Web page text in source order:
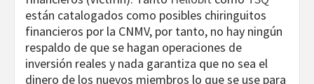
están catalogados como posibles chiringuitos
financieros por la CNMV, por tanto, no hay ningún
respaldo de que se hagan operaciones de
inversión reales y nada garantiza que no sea el
dinero de los nuevos miembros lo que se use para